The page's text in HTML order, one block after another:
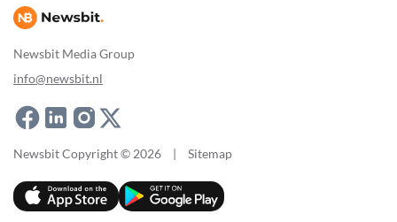
Newsbit Media Group
info@newsbit.nl
Newsbit Copyright © 2026 | Sitemap